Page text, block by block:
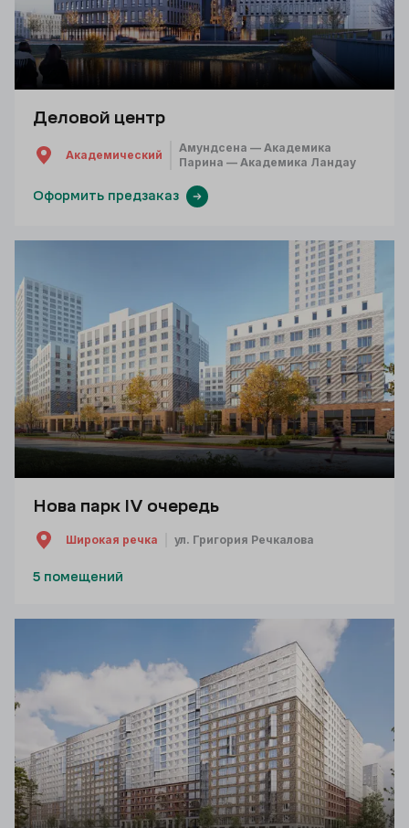
Деловой центр
Академический
Амундсена — Академика
Парина — Академика Ландау
Оформить предзаказ
Нова парк IV очередь
Широкая речка ул. Григория Речкалова
5 помещений